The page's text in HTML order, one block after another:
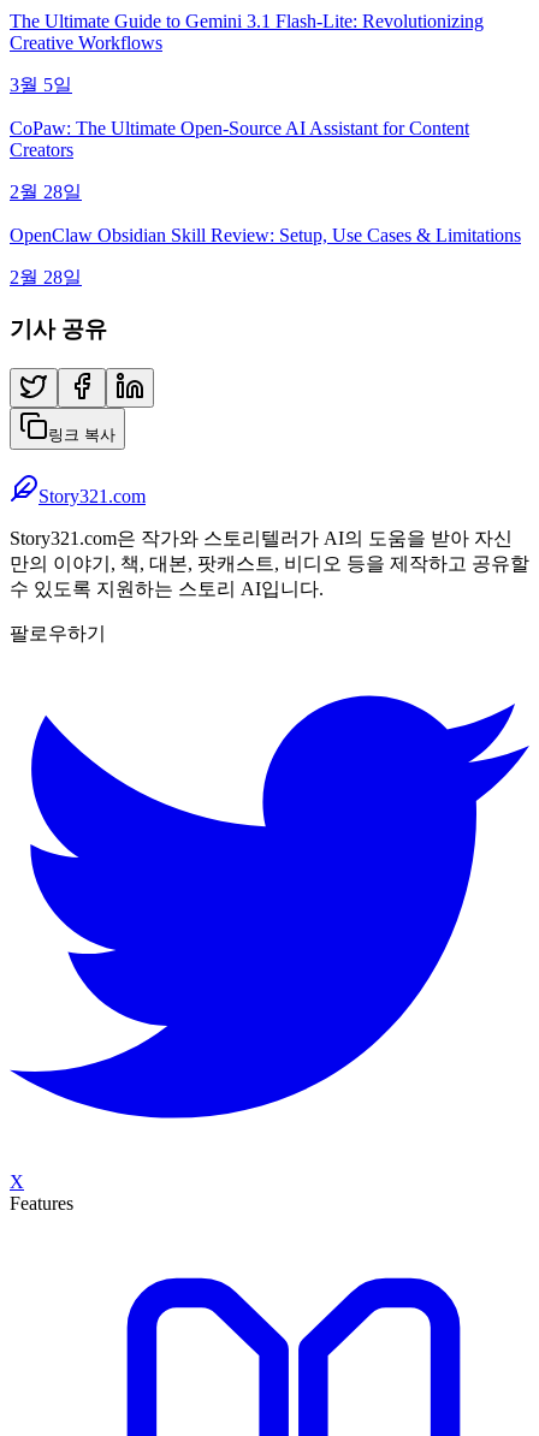
The Ultimate Guide to Gemini 3.1 Flash-Lite: Revolutionizing
Creative Workflows
3월 5일
CoPaw: The Ultimate Open-Source AI Assistant for Content
Creators
2월 28일
OpenClaw Obsidian Skill Review: Setup, Use Cases & Limitations
2월 28일
기사 공유
링크 복사
Story321.com
Story321.com은 작가와 스토리텔러가 AI의 도움을 받아 자신
만의 이야기, 책, 대본, 팟캐스트, 비디오 등을 제작하고 공유할
수 있도록 지원하는 스토리 AI입니다.
팔로우하기
X
Features